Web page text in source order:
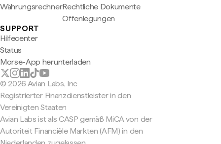
WährungsrechnerRechtliche Dokumente
Offenlegungen
SUPPORT
Hilfecenter
Status
Morse-App herunterladen
© 2026 Avian Labs, Inc
Registrierter Finanzdienstleister in den
Vereinigten Staaten
Avian Labs ist als CASP gemäß MiCA von der
Autoriteit Financiële Markten (AFM) in den